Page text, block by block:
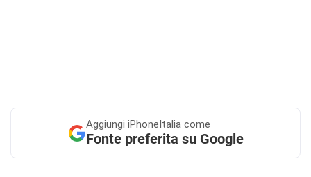
Aggiungi iPhoneItalia come
Fonte preferita su Google